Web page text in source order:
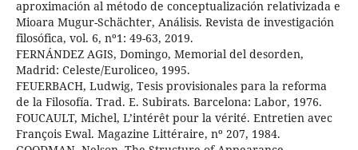
aproximación al método de conceptualización relativizada e
Mioara Mugur-Schächter, Análisis. Revista de investigación
filosófica, vol. 6, nº1: 49-63, 2019.
FERNÁNDEZ AGIS, Domingo, Memorial del desorden,
Madrid: Celeste/Euroliceo, 1995.
FEUERBACH, Ludwig, Tesis provisionales para la reforma
de la Filosofía. Trad. E. Subirats. Barcelona: Labor, 1976.
FOUCAULT, Michel, L’intérêt pour la vérité. Entretien avec
François Ewal. Magazine Littéraire, nº 207, 1984.